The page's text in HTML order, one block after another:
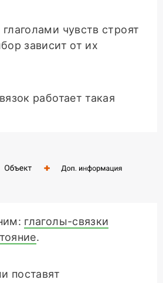
чувств строят
зависит от их
работает такая
глаголы-связки
.
поставят